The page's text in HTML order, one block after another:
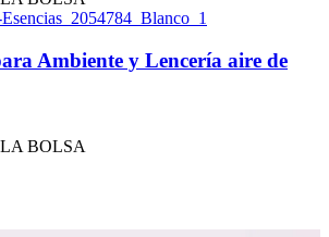
Ambiente y Lencería aire de
BOLSA